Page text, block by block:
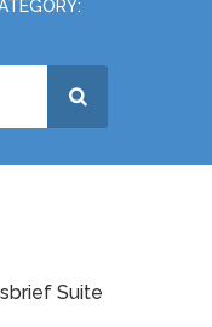
Suite